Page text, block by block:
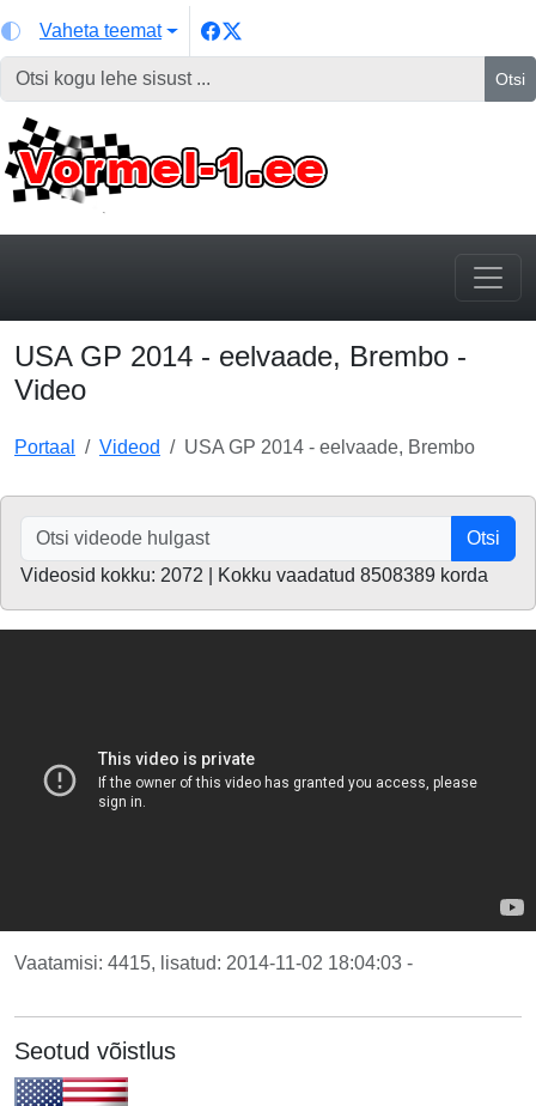
Vaheta teemat
Otsi
USA GP 2014 - eelvaade, Brembo -
Video
Portaal Videod USA GP 2014 - eelvaade, Brembo
Otsi
Videosid kokku: 2072 | Kokku vaadatud 8508389 korda
Vaatamisi: 4415, lisatud: 2014-11-02 18:04:03 -
Seotud võistlus